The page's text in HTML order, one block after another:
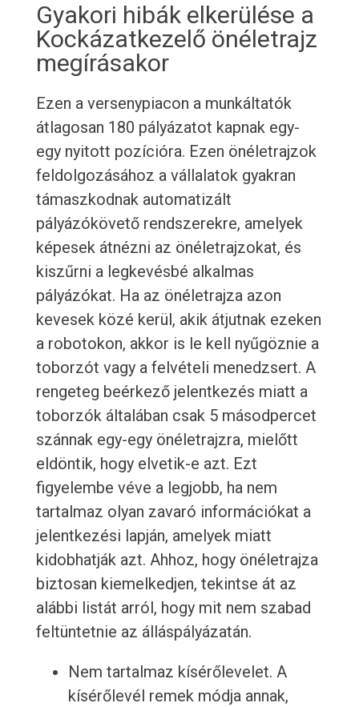
Gyakori hibák elkerülése a
Kockázatkezelő önéletrajz
megírásakor
Ezen a versenypiacon a munkáltatók
átlagosan 180 pályázatot kapnak egy-
egy nyitott pozícióra. Ezen önéletrajzok
feldolgozásához a vállalatok gyakran
támaszkodnak automatizált
pályázókövető rendszerekre, amelyek
képesek átnézni az önéletrajzokat, és
kiszűrni a legkevésbé alkalmas
pályázókat. Ha az önéletrajza azon
kevesek közé kerül, akik átjutnak ezeken
a robotokon, akkor is le kell nyűgöznie a
toborzót vagy a felvételi menedzsert. A
rengeteg beérkező jelentkezés miatt a
toborzók általában csak 5 másodpercet
szánnak egy-egy önéletrajzra, mielőtt
eldöntik, hogy elvetik-e azt. Ezt
figyelembe véve a legjobb, ha nem
tartalmaz olyan zavaró információkat a
jelentkezési lapján, amelyek miatt
kidobhatják azt. Ahhoz, hogy önéletrajza
biztosan kiemelkedjen, tekintse át az
alábbi listát arról, hogy mit nem szabad
feltüntetnie az álláspályázatán.
Nem tartalmaz kísérőlevelet. A
kísérőlevél remek módja annak,